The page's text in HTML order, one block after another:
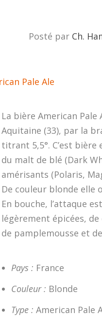
Posté par Ch.
La bière American Pale
Aquitaine (33), par la
titrant 5,5°. C’est bière
du malt de blé (Dark
amérisants (Polaris,
De couleur blonde elle
En bouche, l’attaque
légèrement épicées,
de pamplemousse et
Pays : France
Couleur : Blonde
Type : American Pale